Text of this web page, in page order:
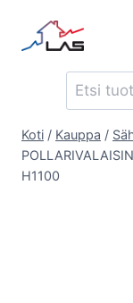
sisältöön
Etsi:
Koti / Kauppa /
H1100